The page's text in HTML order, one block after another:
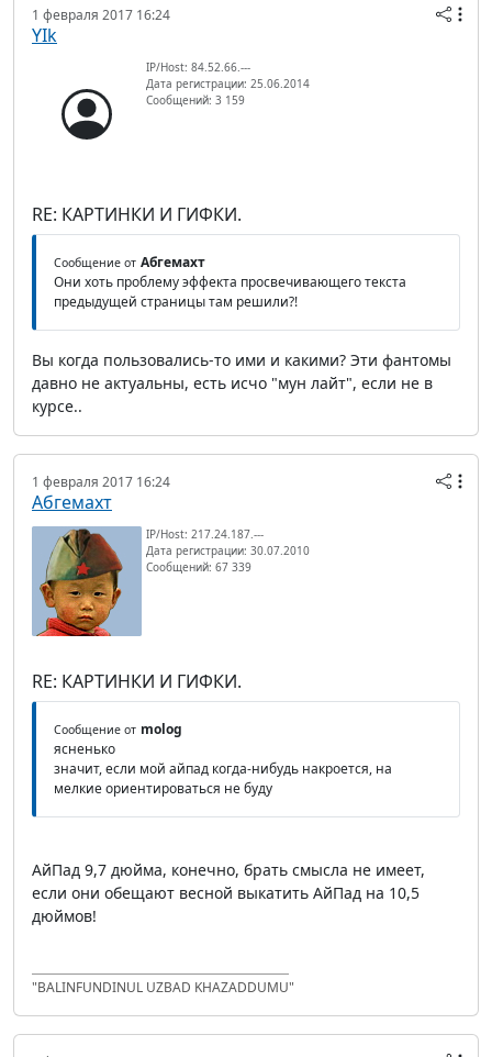
1 февраля 2017 16:24
YIk
IP/Host: 84.52.66.---
Дата регистрации: 25.06.2014
Сообщений: 3 159
RE: КАРТИНКИ И ГИФКИ.
Сообщение от Абгемахт
Они хоть проблему эффекта просвечивающего текста
предыдущей страницы там решили?!
Вы когда пользовались-то ими и какими? Эти фантомы
давно не актуальны, есть исчо "мун лайт", если не в
курсе..
1 февраля 2017 16:24
Абгемахт
IP/Host: 217.24.187.---
Дата регистрации: 30.07.2010
Сообщений: 67 339
RE: КАРТИНКИ И ГИФКИ.
Сообщение от molog
ясненько
значит, если мой айпад когда-нибудь накроется, на
мелкие ориентироваться не буду
АйПад 9,7 дюйма, конечно, брать смысла не имеет,
если они обещают весной выкатить АйПад на 10,5
дюймов!
"BALINFUNDINUL UZBAD KHAZADDUMU"